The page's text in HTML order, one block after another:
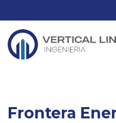
Frontera